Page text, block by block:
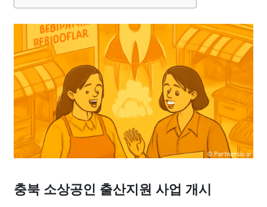
종교 사회 정치 건강 의료 의학 경제 마케팅
부동산 외국어 교육 교통 생활 기타
충북 소상공인 출산지원 사업 개시